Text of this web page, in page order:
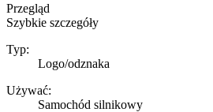
Przegląd
Szybkie szczegóły
Typ:
Logo/odznaka
Używać:
Samochód silnikowy